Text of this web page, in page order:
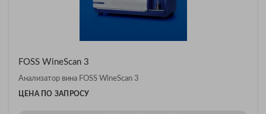
FOSS WineScan 3
Анализатор вина FOSS WineScan 3
ЦЕНА ПО ЗАПРОСУ